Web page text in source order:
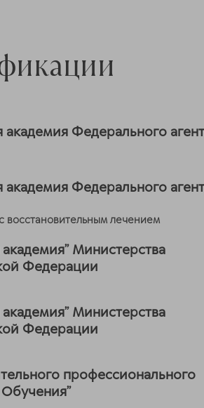
Федерального
Федерального
восстановительным лечением
Министерства
Федерации
Министерства
Федерации
профессионального